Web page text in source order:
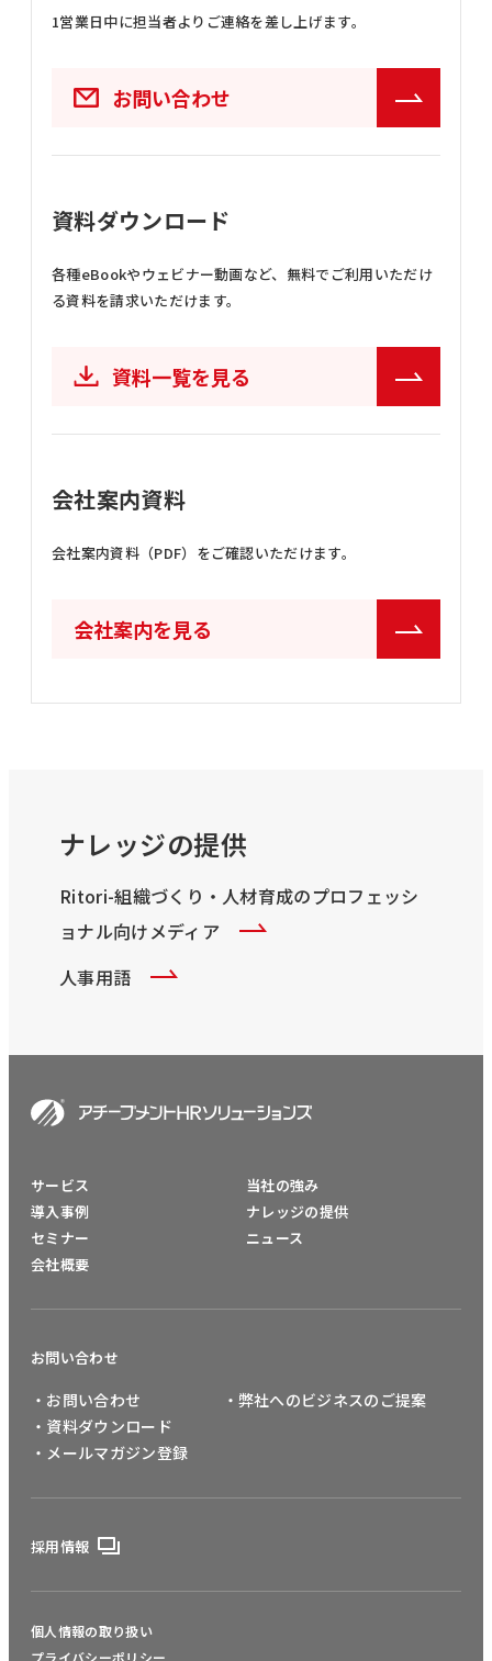
1営業日中に担当者よりご連絡を差し上げます。
お問い合わせ
資料ダウンロード
各種eBookやウェビナー動画など、 無料でご利用いただけ
る資料を請求いただけます。
資料一覧を見る
会社案内資料
会社案内資料（PDF）をご確認いただけます。
会社案内を見る
ナレッジの提供
Ritori-組織づくり・人材育成のプロフェッシ
ョナル向けメディア
人事用語
サービス
導入事例
セミナー
会社概要
当社の強み
ナレッジの提供
ニュース
お問い合わせ
・お問い合わせ
・資料ダウンロード
・メールマガジン登録
・弊社へのビジネスのご提案
採用情報
個人情報の取り扱い
プライバシーポリシー